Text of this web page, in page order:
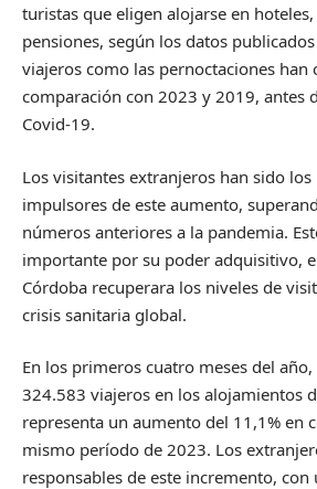
turistas que eligen alojarse en
pensiones, según los datos
viajeros como las pernoctaciones han
comparación con 2023 y 2019, antes
Covid-19.
Los visitantes extranjeros han sido
impulsores de este aumento,
números anteriores a la pandemia.
importante por su poder adquisitivo,
Córdoba recuperara los niveles de
crisis sanitaria global.
En los primeros cuatro meses del
324.583 viajeros en los alojamientos
representa un aumento del 11,1% en
mismo período de 2023. Los
responsables de este incremento,